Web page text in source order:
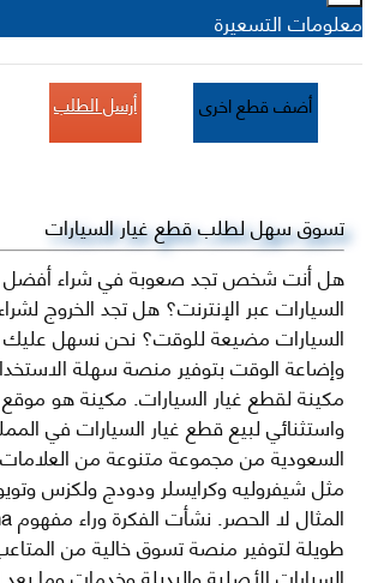
معلومات التسعيرة
أضف قطع اخرى أرسل الطلب
تسوق سهل لطلب قطع غيار السيارات
هل أنت شخص تجد صعوبة في شراء أفضل
السيارات عبر الإنترنت؟ هل تجد الخروج
السيارات مضيعة للوقت؟ نحن نسهل عليك
وإضاعة الوقت بتوفير منصة سهلة
مكينة لقطع غيار السيارات. مكينة هو
واستثنائي لبيع قطع غيار السيارات في
السعودية من مجموعة متنوعة من العلامات
مثل شيفروليه وكرايسلر ودودج ولكزس
طويلة لتوفير منصة تسوق خالية من